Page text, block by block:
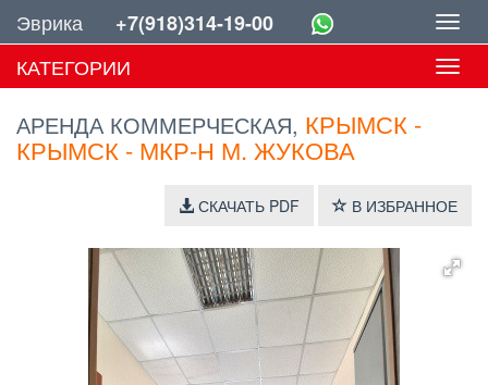
Эврика +7(918)314-19-00
КАТЕГОРИИ
АРЕНДА КОММЕРЧЕСКАЯ, КРЫМСК -
КРЫМСК - МКР-Н М. ЖУКОВА
СКАЧАТЬ PDF В ИЗБРАННОЕ